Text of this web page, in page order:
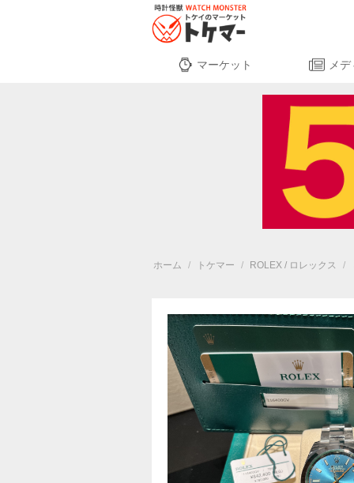
マーケット メ
ホーム / トケマー / ROLEX / ロレックス /